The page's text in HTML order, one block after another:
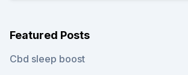
Featured Posts
Cbd sleep boost